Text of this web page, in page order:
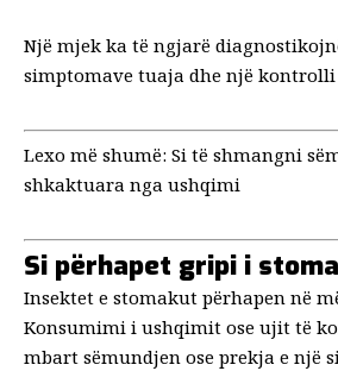
Një mjek ka të ngjarë
simptomave tuaja dhe një
Lexo më shumë: Si të shmangni
shkaktuara nga ushqimi
Si përhapet gripi i
Insektet e stomakut përhapen në
Konsumimi i ushqimit ose ujit të
mbart sëmundjen ose prekja e një